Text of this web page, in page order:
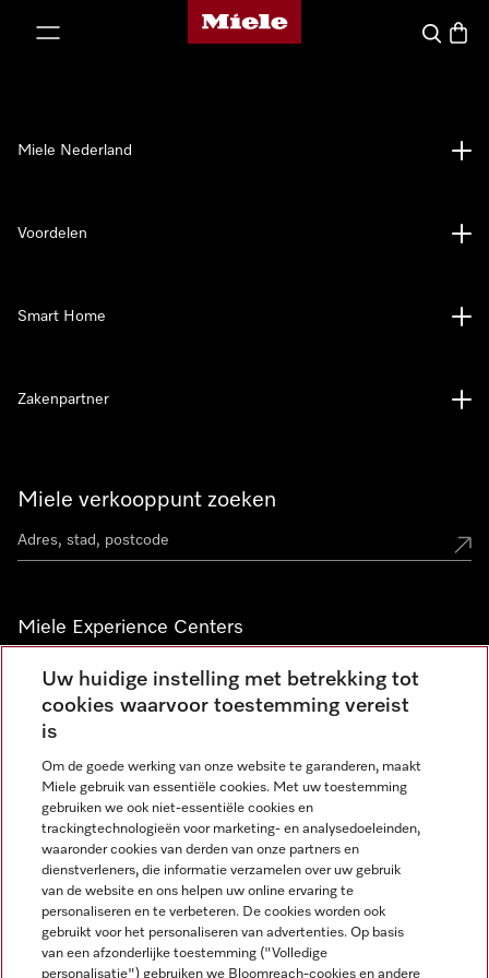
Homepage van Miele
Wat zoek
Miele verkooppunt zoeken
Miele Experience Centers
Vind jouw Miele Experience Center
Nieuwsbrief
Miele Nederland
Voordelen
Smart Home
Zakenpartner
Miele op Instagram
Miele op Facebook
Miele op Youtube
Uw huidige instelling met betrekking tot
cookies waarvoor toestemming vereist
is
Om de goede werking van onze website te garanderen, maakt
Miele gebruik van essentiële cookies. Met uw toestemming
gebruiken we ook niet-essentiële cookies en
trackingtechnologieën voor marketing- en analysedoeleinden,
waaronder cookies van derden van onze partners en
dienstverleners, die informatie verzamelen over uw gebruik
van de website en ons helpen uw online ervaring te
personaliseren en te verbeteren. De cookies worden ook
gebruikt voor het personaliseren van advertenties. Op basis
van een afzonderlijke toestemming ("Volledige
personalisatie") gebruiken we Bloomreach-cookies en andere